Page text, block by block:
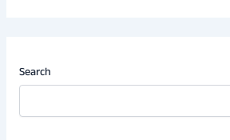
Search